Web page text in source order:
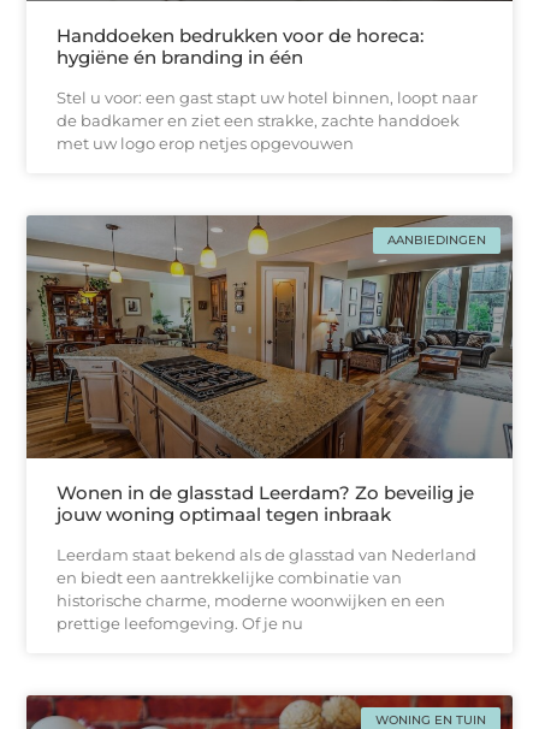
Handdoeken bedrukken voor de horeca:
hygiëne én branding in één
Stel u voor: een gast stapt uw hotel binnen, loopt naar
de badkamer en ziet een strakke, zachtе handdoek
met uw logo erop netjes opgevouwen
AANBIEDINGEN
Wonen in de glasstad Leerdam? Zo beveilig je
jouw woning optimaal tegen inbraak
Leerdam staat bekend als de glasstad van Nederland
en biedt een aantrekkelijke combinatie van
historische charme, moderne woonwijken en een
prettige leefomgeving. Of je nu
WONING EN TUIN